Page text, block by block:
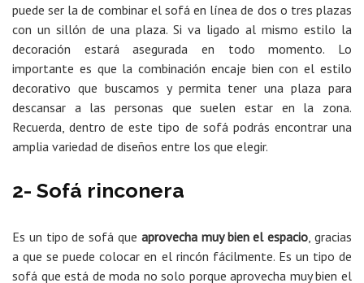
puede ser la de combinar el sofá en línea de dos o tres plazas
con un sillón de una plaza. Si va ligado al mismo estilo la
decoración estará asegurada en todo momento. Lo
importante es que la combinación encaje bien con el estilo
decorativo que buscamos y permita tener una plaza para
descansar a las personas que suelen estar en la zona.
Recuerda, dentro de este tipo de sofá podrás encontrar una
amplia variedad de diseños entre los que elegir.
2- Sofá rinconera
Es un tipo de sofá que aprovecha muy bien el espacio, gracias
a que se puede colocar en el rincón fácilmente. Es un tipo de
sofá que está de moda no solo porque aprovecha muy bien el